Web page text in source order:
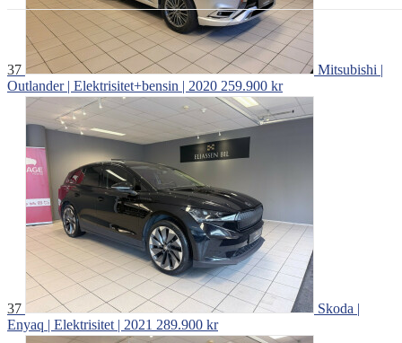
37
Mitsubishi |
Outlander | Elektrisitet+bensin | 2020 259.900 kr
37
Skoda |
Enyaq | Elektrisitet | 2021 289.900 kr